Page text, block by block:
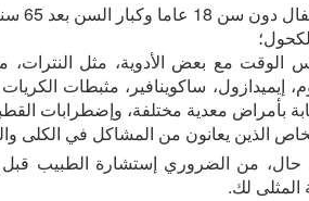
عاما وكبار السن بعد 65 سنة من العمر؛
مع بعض الأدوية، مثل النترات،
إيميدازول، ساكوينافير، مثبطات
بأمراض معدية مختلفة، وإضطرابات
الذين يعانون من المشاكل في الكلى
من الضروري إستشارة الطبيب قبل
المثلى لك.